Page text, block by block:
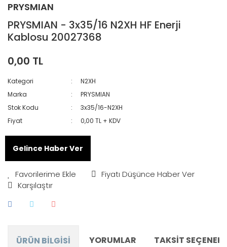
PRYSMIAN
PRYSMIAN - 3x35/16 N2XH HF Enerji
Kablosu 20027368
0,00 TL
Kategori
N2XH
Marka
PRYSMIAN
Stok Kodu
3x35/16-N2XH
Fiyat
0,00 TL + KDV
Gelince Haber Ver
Fiyatı Düşünce Haber Ver
Karşılaştır
ÜRÜN BILGISI YORUMLAR TAKSIT